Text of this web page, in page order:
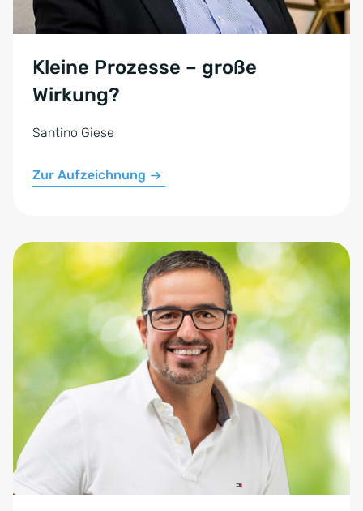
Kleine Prozesse – große
Wirkung?
Santino Giese
Zur Aufzeichnung